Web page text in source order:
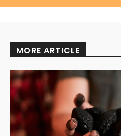
MORE ARTICLE